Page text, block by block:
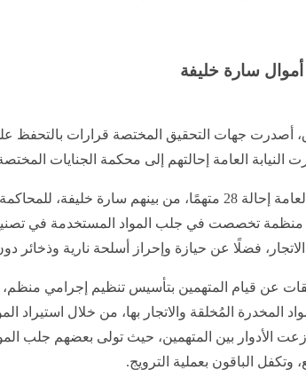
سارة خليفة
أصدرت جهات التحقيق المختصة قرارات بالتحفظ
النيابة العامة إحالتهم إلى محكمة الجنايات
وقررت النيابة العامة إحالة 28 متهمًا، من بينهم سارة
منظمة تخصصت في جلب المواد المستخدمة في تصنيع
فضلًا عن حيازة وإحراز أسلحة نارية وذخائر
عن قيام المتهمين بتأسيس تنظيم إجرامي منظم،
المخدرة المُخلقة والاتجار بها، من خلال استيراد
الأدوار بين المتهمين، حيث تولى بعضهم جلب
وتكفل الباقون بعملية الترويج.